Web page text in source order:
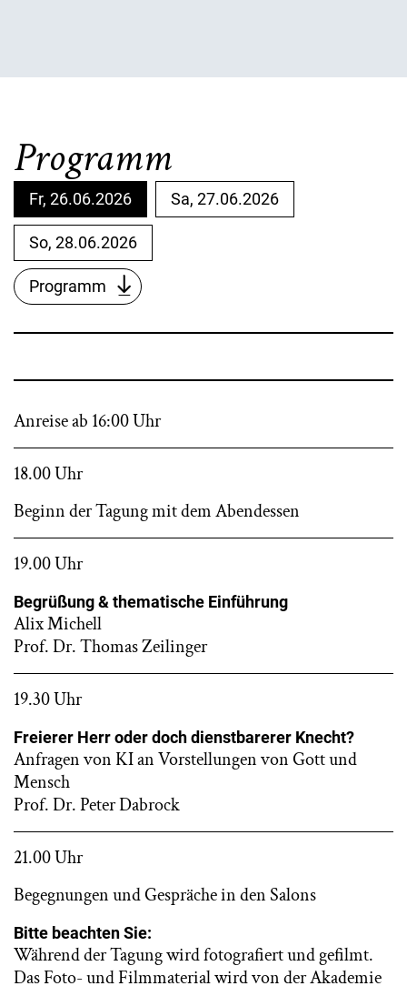
Programm
Fr, 26.06.2026 Sa, 27.06.2026
So, 28.06.2026
Programm
Anreise ab 16:00 Uhr
18.00 Uhr
Beginn der Tagung mit dem Abendessen
19.00 Uhr
Begrüßung & thematische Einführung
Alix Michell
Prof. Dr. Thomas Zeilinger
19.30 Uhr
Freierer Herr oder doch dienstbarerer Knecht?
Anfragen von KI an Vorstellungen von Gott und
Mensch
Prof. Dr. Peter Dabrock
21.00 Uhr
Begegnungen und Gespräche in den Salons
Bitte beachten Sie:
Während der Tagung wird fotografiert und gefilmt.
Das Foto- und Filmmaterial wird von der Akademie